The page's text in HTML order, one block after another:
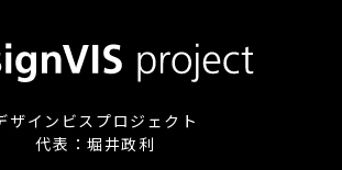
ザインビスプロジェクト
代表：堀井政利